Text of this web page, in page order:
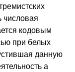
числовая
кодовым
при белых
данную
а